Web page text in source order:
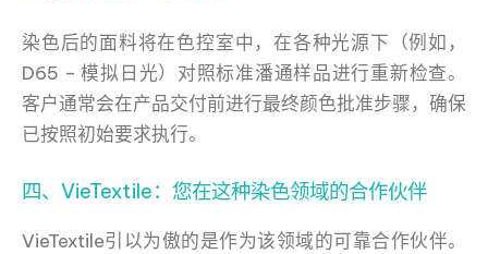
染色后的面料将在色控室中，在各种光源下（例如，
D65 – 模拟日光）对照标准潘通样品进行重新检查。
客户通常会在产品交付前进行最终颜色批准步骤，确保
已按照初始要求执行。
四、VieTextile：您在这种染色领域的合作伙伴
VieTextile引以为傲的是作为该领域的可靠合作伙伴。